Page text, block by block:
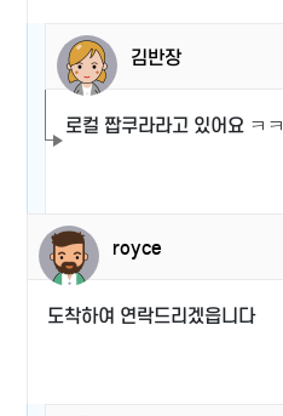
김반장
로컬 짭쿠라라고 있어요 ㅋㅋ
royce
도착하여 연락드리겠읍니다